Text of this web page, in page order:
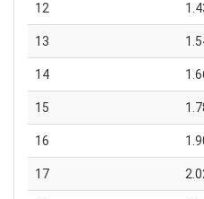
12
13
14
15
16
17